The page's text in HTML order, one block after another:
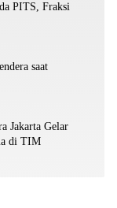
PITS, Fraksi
saat
Jakarta Gelar
di TIM